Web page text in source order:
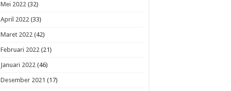
Mei 2022 (32)
April 2022 (33)
Maret 2022 (42)
Februari 2022 (21)
Januari 2022 (46)
Desember 2021 (17)